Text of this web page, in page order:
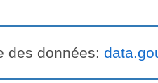
des données: